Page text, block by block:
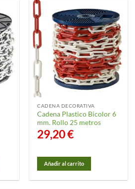
CADENA DECORATIVA
Cadena Plastico Bicolor 6
mm. Rollo 25 metros
29,20€
Añadir al carrito